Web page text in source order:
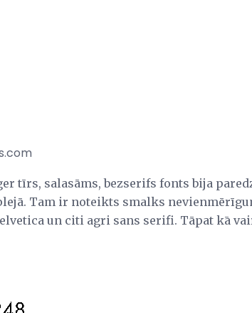
tīrs, salasāms, bezserifs fonts bija
Tam ir noteikts smalks
un citi agri sans serifi. Tāpat kā